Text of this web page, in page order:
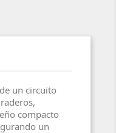
un circuito
compacto
un